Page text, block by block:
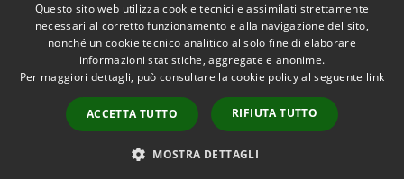
Accessibilità
Copyright © 2026 • Comune di
Molinella • Powered by
Municipium•
Accesso
redazione
Questo sito web utilizza cookie tecnici e assimilati strettamente
necessari al corretto funzionamento e alla navigazione del sito,
nonché un cookie tecnico analitico al solo fine di elaborare
informazioni statistiche, aggregate e anonime.
Per maggiori dettagli, può consultare la cookie policy al seguente link
ACCETTA TUTTO RIFIUTA TUTTO
MOSTRA DETTAGLI